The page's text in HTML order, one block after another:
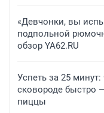
«Девчонки, вы
подпольной
обзор YA62.RU
Успеть за 25
сковороде быстро
пиццы